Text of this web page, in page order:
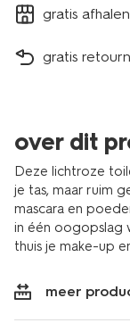
gratis
gratis
over dit
Deze lichtroze
je tas, maar ruim
mascara en
in één oogopslag
thuis je make-up
meer